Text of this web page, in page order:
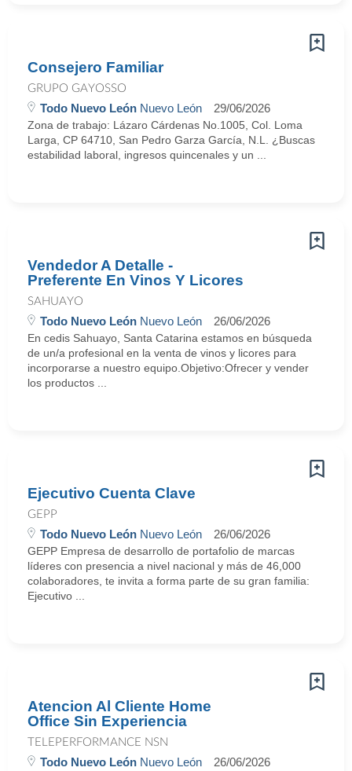
Consejero Familiar
GRUPO GAYOSSO
Todo Nuevo León Nuevo León 29/06/2026
Zona de trabajo: Lázaro Cárdenas No.1005, Col. Loma
Larga, CP 64710, San Pedro Garza García, N.L. ¿Buscas
estabilidad laboral, ingresos quincenales y un ...
Vendedor A Detalle -
Preferente En Vinos Y Licores
SAHUAYO
Todo Nuevo León Nuevo León 26/06/2026
En cedis Sahuayo, Santa Catarina estamos en búsqueda
de un/a profesional en la venta de vinos y licores para
incorporarse a nuestro equipo.Objetivo:Ofrecer y vender
los productos ...
Ejecutivo Cuenta Clave
GEPP
Todo Nuevo León Nuevo León 26/06/2026
GEPP Empresa de desarrollo de portafolio de marcas
líderes con presencia a nivel nacional y más de 46,000
colaboradores, te invita a forma parte de su gran familia:
Ejecutivo ...
Atencion Al Cliente Home
Office Sin Experiencia
TELEPERFORMANCE NSN
Todo Nuevo León Nuevo León 26/06/2026